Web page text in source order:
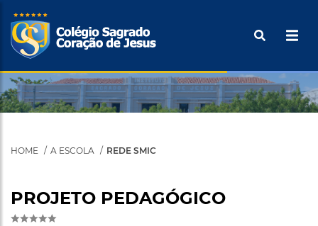
principal
Tecle ENTER para efetuar a pesquisa
HOME A ESCOLA REDE SMIC
PROJETO PEDAGÓGICO